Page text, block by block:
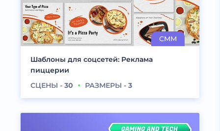
Шаблоны для соцсетей: Реклама
пиццерии
СЦЕНЫ - 30 РАЗМЕРЫ - 3